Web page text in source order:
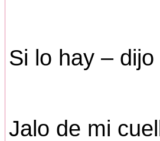
Si lo hay –
Jalo de mi